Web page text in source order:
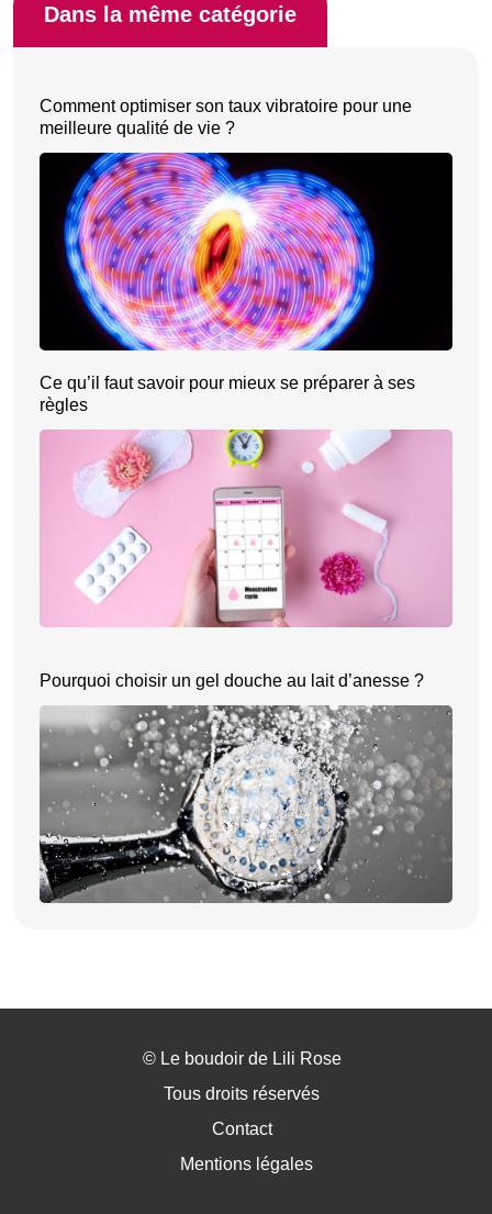
Dans la même catégorie
Comment optimiser son taux vibratoire pour une
meilleure qualité de vie ?
Ce qu’il faut savoir pour mieux se préparer à ses
règles
Pourquoi choisir un gel douche au lait d’anesse ?
© Le boudoir de Lili Rose
Tous droits réservés
Contact
Mentions légales